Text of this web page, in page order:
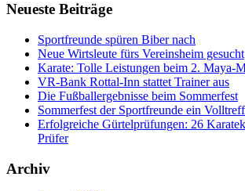
Neueste Beiträge
Sportfreunde spüren Biber nach
Neue Wirtsleute fürs Vereinsheim gesucht
Karate: Tolle Leistungen beim 2. Maya-
VR-Bank Rottal-Inn stattet Trainer aus
Die Fußballergebnisse beim Sommerfest
Sommerfest der Sportfreunde ein
Erfolgreiche Gürtelprüfungen: 26
Prüfer
Archiv